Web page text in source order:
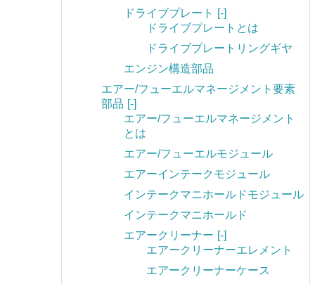
ドライブプレート
[-]
ドライブプレートとは
ドライブプレートリングギヤ
エンジン構造部品
エアー/フューエルマネージメント要素
部品 [-]
エアー/フューエルマネージメント
とは
エアー/フューエルモジュール
エアーインテークモジュール
インテークマニホールドモジュール
インテークマニホールド
エアークリーナー [-]
エアークリーナーエレメント
エアークリーナーケース